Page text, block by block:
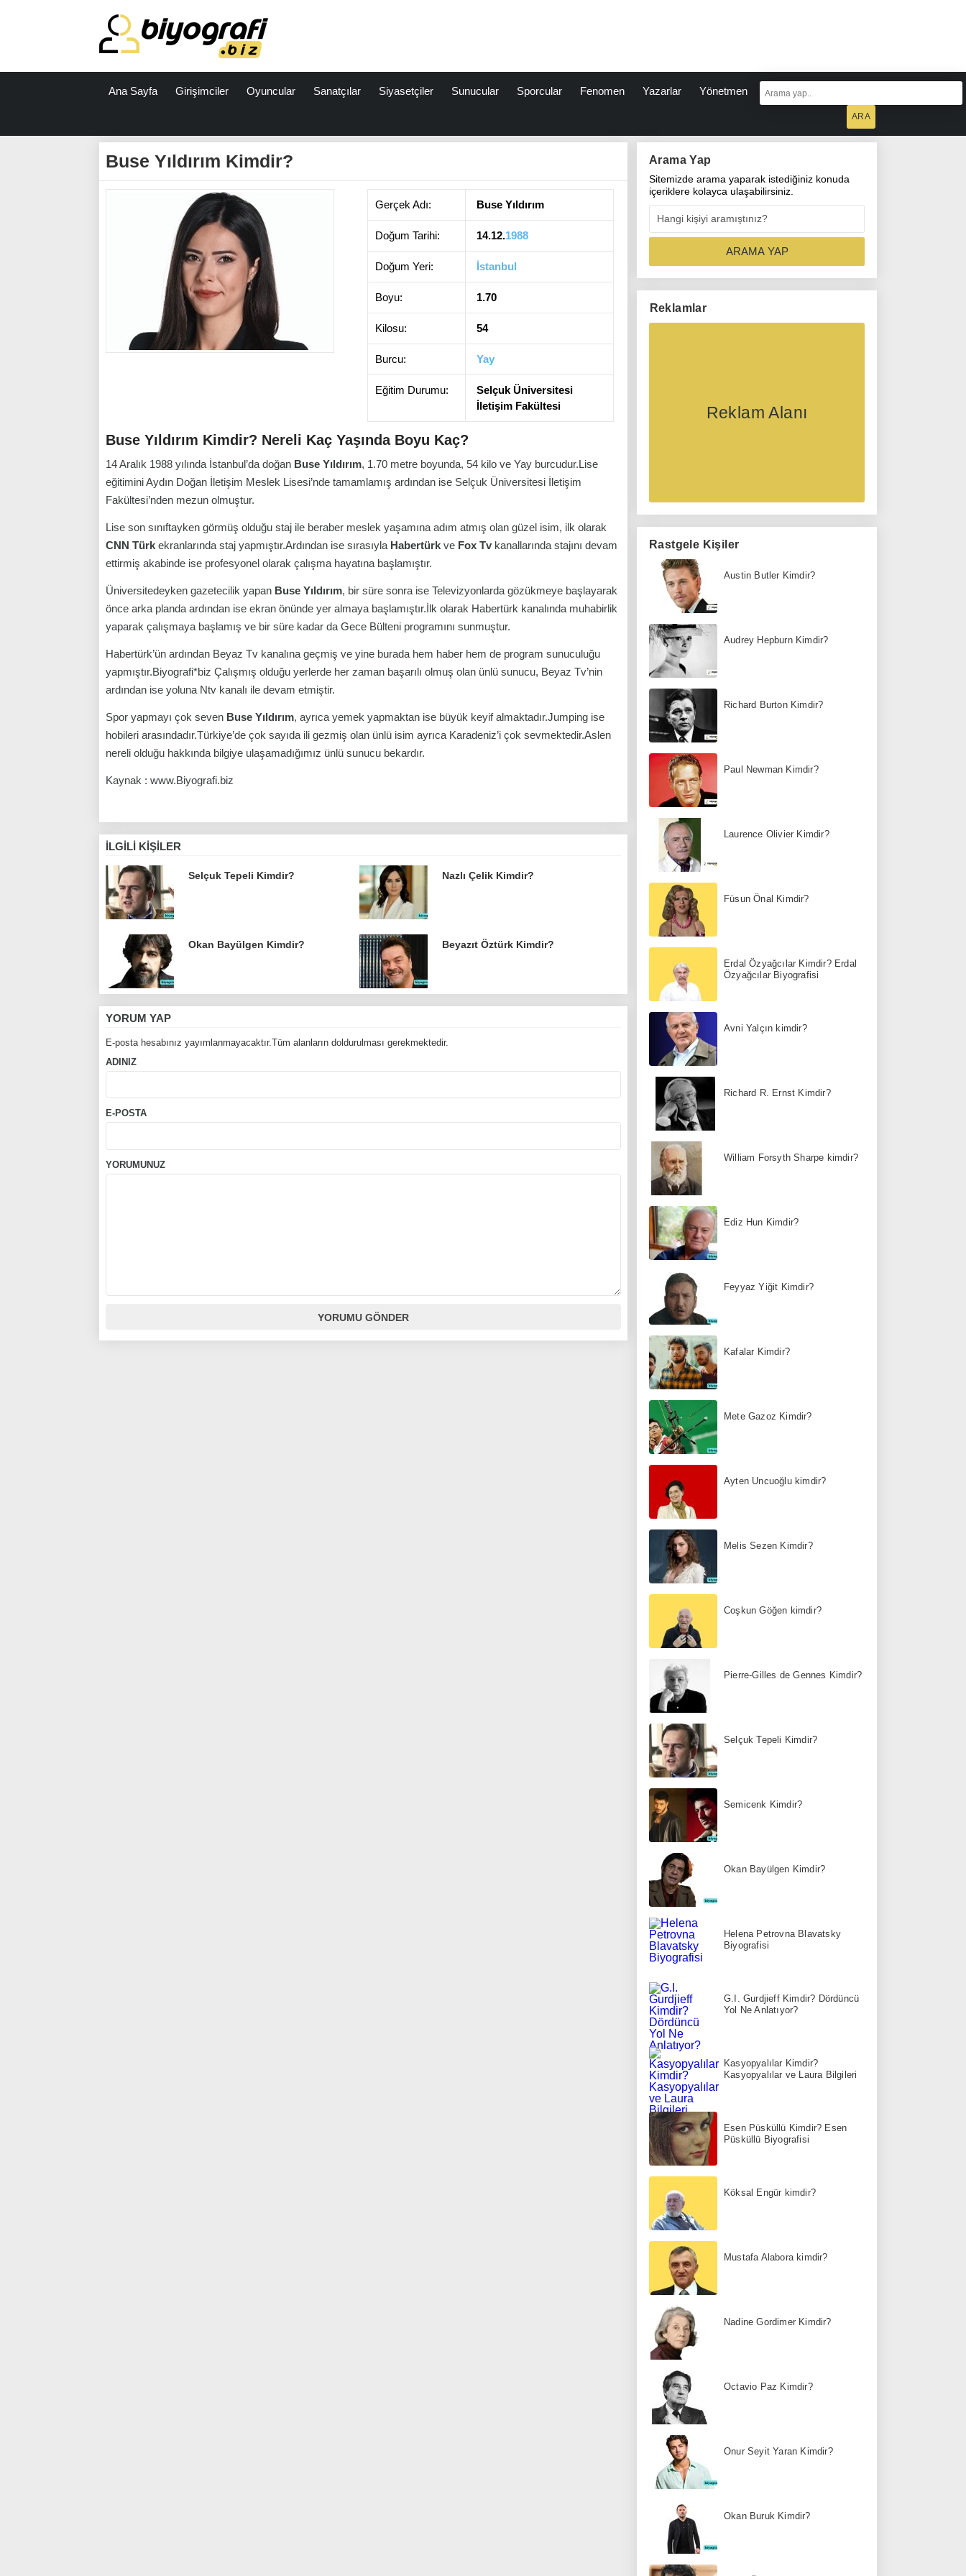
Ana Sayfa Girişimciler Oyuncular Sanatçılar Siyasetçiler Sunucular Sporcular Fenomen Yazarlar Yönetmen
Buse Yıldırım Kimdir?
Gerçek Adı: Buse Yıldırım
Doğum Tarihi: 14.12.1988
Doğum Yeri: İstanbul
Boyu: 1.70
Kilosu: 54
Burcu: Yay
Eğitim Durumu:
Selçuk Üniversitesi
İletişim Fakültesi
Buse Yıldırım Kimdir? Nereli Kaç Yaşında Boyu Kaç?
14 Aralık 1988 yılında İstanbul’da doğan Buse Yıldırım, 1.70 metre boyunda, 54 kilo ve Yay burcudur.Lise
eğitimini Aydın Doğan İletişim Meslek Lisesi’nde tamamlamış ardından ise Selçuk Üniversitesi İletişim
Fakültesi’nden mezun olmuştur.
Lise son sınıftayken görmüş olduğu staj ile beraber meslek yaşamına adım atmış olan güzel isim, ilk olarak
CNN Türk ekranlarında staj yapmıştır.Ardından ise sırasıyla Habertürk ve Fox Tv kanallarında stajını devam
ettirmiş akabinde ise profesyonel olarak çalışma hayatına başlamıştır.
Üniversitedeyken gazetecilik yapan Buse Yıldırım, bir süre sonra ise Televizyonlarda gözükmeye başlayarak
önce arka planda ardından ise ekran önünde yer almaya başlamıştır.İlk olarak Habertürk kanalında muhabirlik
yaparak çalışmaya başlamış ve bir süre kadar da Gece Bülteni programını sunmuştur.
Habertürk’ün ardından Beyaz Tv kanalına geçmiş ve yine burada hem haber hem de program sunuculuğu
yapmıştır.Biyografi*biz Çalışmış olduğu yerlerde her zaman başarılı olmuş olan ünlü sunucu, Beyaz Tv’nin
ardından ise yoluna Ntv kanalı ile devam etmiştir.
Spor yapmayı çok seven Buse Yıldırım, ayrıca yemek yapmaktan ise büyük keyif almaktadır.Jumping ise
hobileri arasındadır.Türkiye’de çok sayıda ili gezmiş olan ünlü isim ayrıca Karadeniz’i çok sevmektedir.Aslen
nereli olduğu hakkında bilgiye ulaşamadığımız ünlü sunucu bekardır.
Kaynak : www.Biyografi.biz
İLGILI KIŞILER
Selçuk Tepeli Kimdir? Nazlı Çelik Kimdir?
Okan Bayülgen Kimdir? Beyazıt Öztürk Kimdir?
YORUM YAP
E-posta hesabınız yayımlanmayacaktır.Tüm alanların doldurulması gerekmektedir.
ADINIZ
E-POSTA
YORUMUNUZ
Arama Yap
Sitemizde arama yaparak istediğiniz konuda
içeriklere kolayca ulaşabilirsiniz.
Reklamlar
Reklam Alanı
Rastgele Kişiler
Austin Butler Kimdir?
Audrey Hepburn Kimdir?
Richard Burton Kimdir?
Paul Newman Kimdir?
Laurence Olivier Kimdir?
Füsun Önal Kimdir?
Erdal Özyağcılar Kimdir? Erdal
Özyağcılar Biyografisi
Avni Yalçın kimdir?
Richard R. Ernst Kimdir?
William Forsyth Sharpe kimdir?
Ediz Hun Kimdir?
Feyyaz Yiğit Kimdir?
Kafalar Kimdir?
Mete Gazoz Kimdir?
Ayten Uncuoğlu kimdir?
Melis Sezen Kimdir?
Coşkun Göğen kimdir?
Pierre-Gilles de Gennes Kimdir?
Selçuk Tepeli Kimdir?
Semicenk Kimdir?
Okan Bayülgen Kimdir?
Helena Petrovna Blavatsky
Biyografisi
G.I. Gurdjieff Kimdir? Dördüncü
Yol Ne Anlatıyor?
Kasyopyalılar Kimdir?
Kasyopyalılar ve Laura Bilgileri
Esen Püsküllü Kimdir? Esen
Püsküllü Biyografisi
Köksal Engür kimdir?
Mustafa Alabora kimdir?
Nadine Gordimer Kimdir?
Octavio Paz Kimdir?
Onur Seyit Yaran Kimdir?
Okan Buruk Kimdir?